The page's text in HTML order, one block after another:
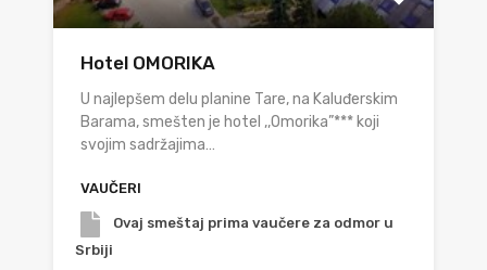
Hotel OMORIKA
U najlepšem delu planine Tare, na Kaluđerskim
Barama, smešten je hotel ,,Omorika”*** koji
svojim sadržajima…
VAUČERI
Ovaj smeštaj prima vaučere za odmor u
Srbiji